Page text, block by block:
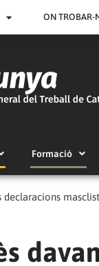
ON TROBAR-
Formació
declaracions